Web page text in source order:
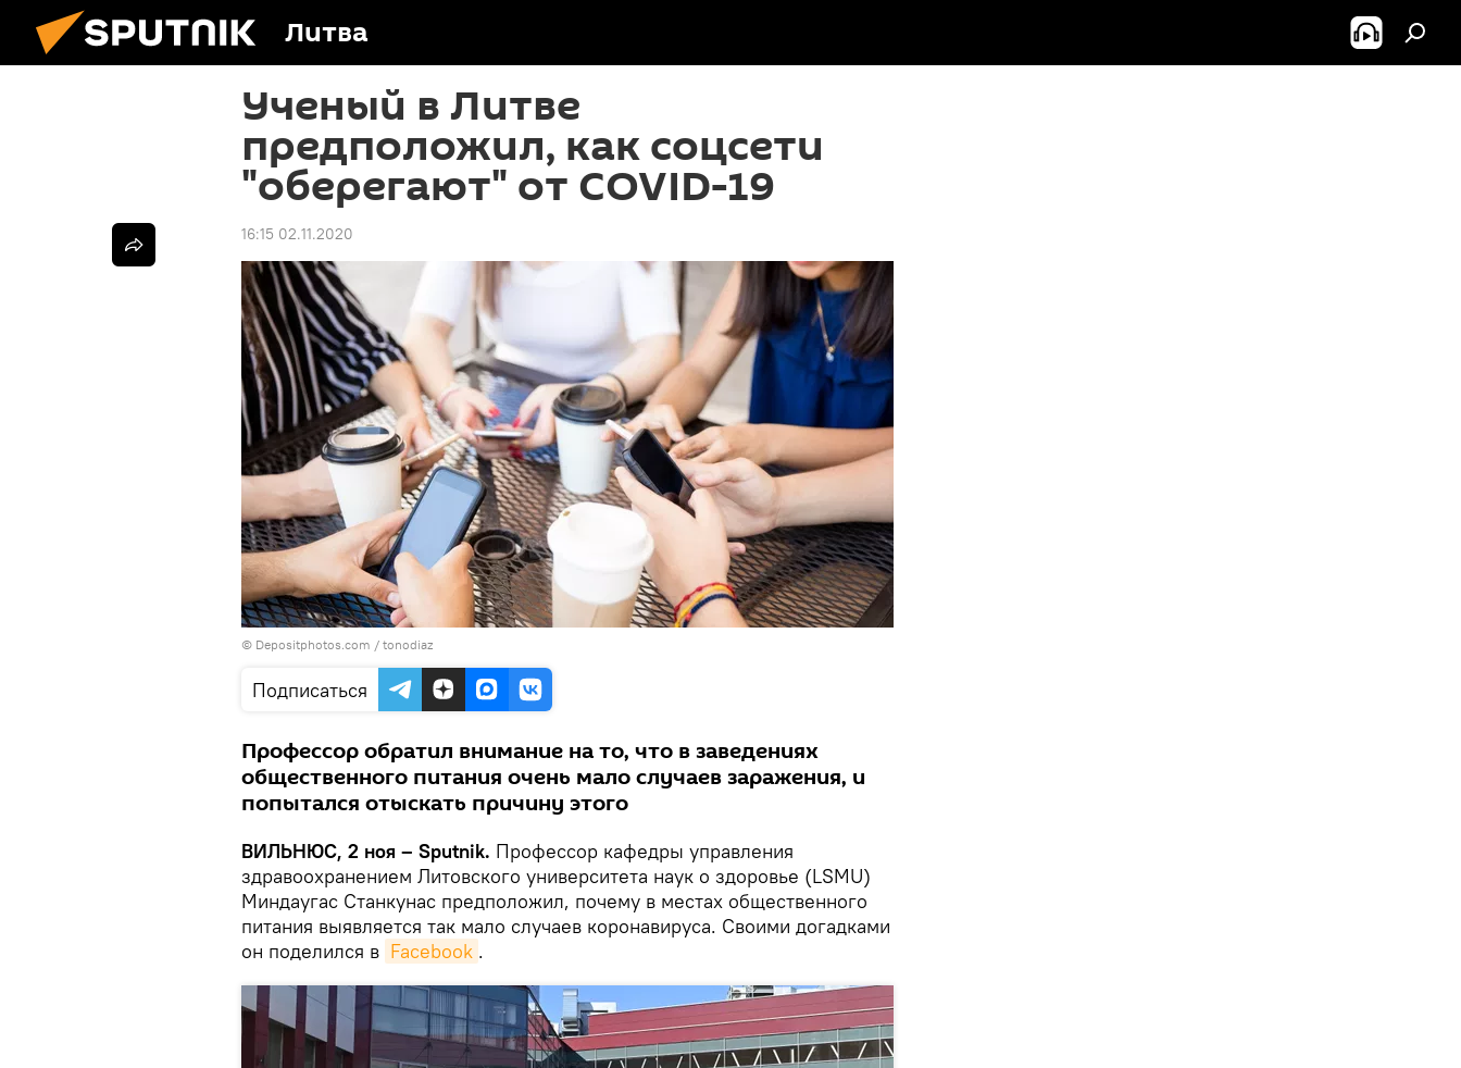
Литва
Ученый в Литве
предположил, как соцсети
"оберегают" от COVID-19
16:15 02.11.2020
© Depositphotos.com / tonodiaz
Подписаться
Профессор обратил внимание на то, что в заведениях
общественного питания очень мало случаев заражения, и
попытался отыскать причину этого
ВИЛЬНЮС, 2 ноя – Sputnik. Профессор кафедры управления
здравоохранением Литовского университета наук о здоровье (LSMU)
Миндаугас Станкунас предположил, почему в местах общественного
питания выявляется так мало случаев коронавируса. Своими догадками
он поделился в Facebook .